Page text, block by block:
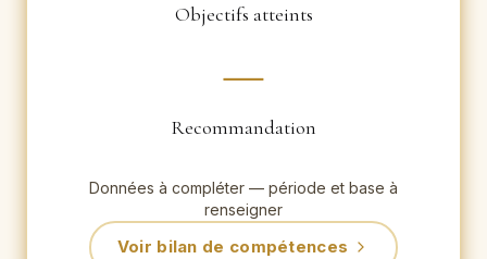
Objectifs atteints
—
Recommandation
Données à compléter — période et base à
renseigner
Voir bilan de compétences